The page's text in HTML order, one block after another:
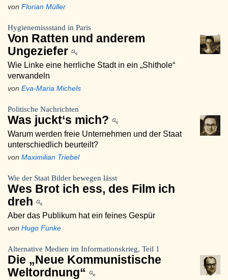
von Florian Müller
Hygienemissstand in Paris
Von Ratten und anderem
Ungeziefer
Wie Linke eine herrliche Stadt in ein „Shithole“
verwandeln
von Eva-Maria Michels
Politische Nachrichten
Was juckt‘s mich?
Warum werden freie Unternehmen und der Staat
unterschiedlich beurteilt?
von Maximilian Triebel
Wie der Staat Bilder bewegen lässt
Wes Brot ich ess, des Film ich
dreh
Aber das Publikum hat ein feines Gespür
von Hugo Funke
Alternative Medien im Informationskrieg, Teil 1
Die „Neue Kommunistische
Weltordnung“